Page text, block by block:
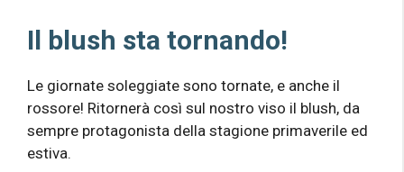
Il blush sta tornando!
Le giornate soleggiate sono tornate, e anche il
rossore! Ritornerà così sul nostro viso il blush, da
sempre protagonista della stagione primaverile ed
estiva.